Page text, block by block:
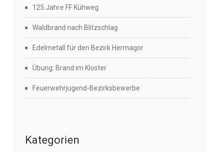
125 Jahre FF Kühweg
Waldbrand nach Blitzschlag
Edelmetall für den Bezirk Hermagor
Übung: Brand im Kloster
Feuerwehrjugend-Bezirksbewerbe
Kategorien